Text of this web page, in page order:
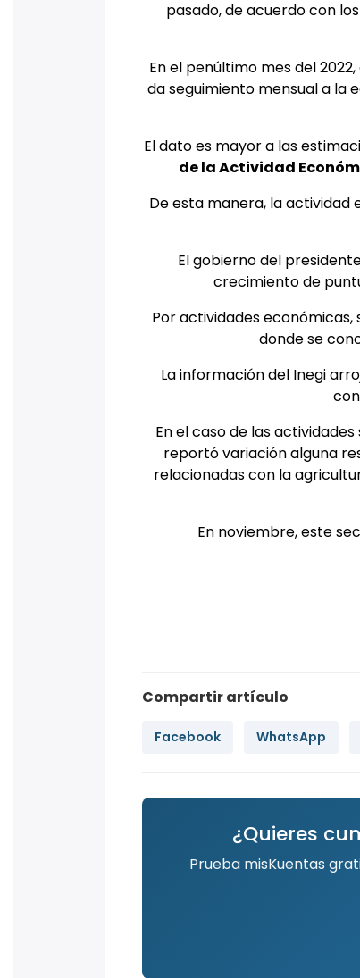
pasado, de acuerdo con
En el penúltimo mes del 2022,
da seguimiento mensual a la
El dato es mayor a las
de la Actividad
De esta manera, la
El gobierno del
crecimiento de
Por actividades
donde se
La información del Inegi
En el caso de las
reportó variación alguna
relacionadas con la
En noviembre, este
Compartir artículo
Facebook WhatsApp
¿Quieres
Prueba misKuentas